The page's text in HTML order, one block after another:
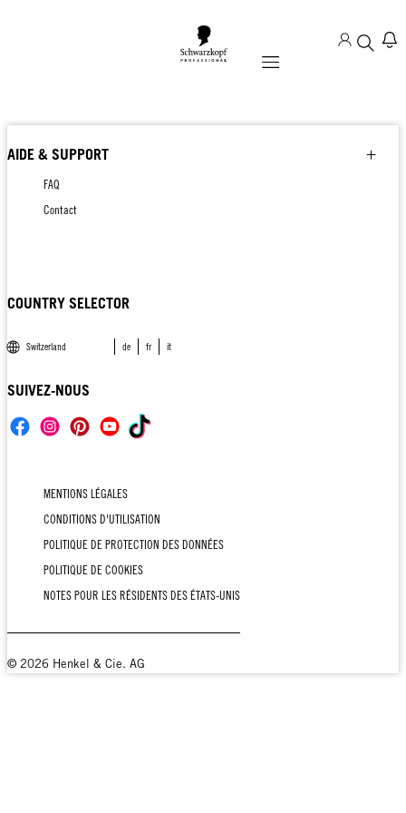
Mobile navigation
AIDE & SUPPORT
FAQ
Contact
COUNTRY SELECTOR
Switzerland de fr it
SUIVEZ-NOUS
MENTIONS LÉGALES
CONDITIONS D'UTILISATION
POLITIQUE DE PROTECTION DES DONNÉES
POLITIQUE DE COOKIES
NOTES POUR LES RÉSIDENTS DES ÉTATS-UNIS
© 2026 Henkel & Cie. AG